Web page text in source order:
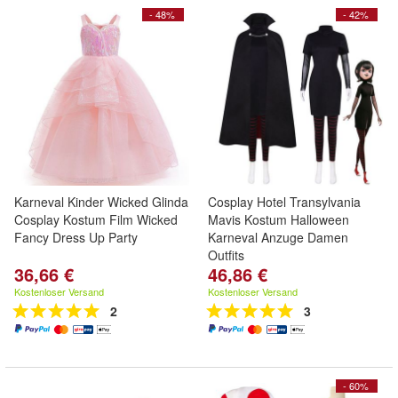
- 48%
Karneval Kinder Wicked Glinda
Cosplay Kostum Film Wicked
Fancy Dress Up Party
36,66 €
Kostenloser Versand
2
- 42%
Cosplay Hotel Transylvania
Mavis Kostum Halloween
Karneval Anzuge Damen
Outfits
46,86 €
Kostenloser Versand
3
- 60%